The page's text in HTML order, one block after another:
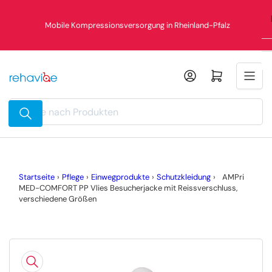
Mobile Kompressionsversorgung in Rheinland-Pfalz
Suche
nach
Produkten
Mini-Warenkorb öffnen
Startseite › Pflege › Einwegprodukte › Schutzkleidung ›
AMPri
MED-COMFORT PP Vlies Besucherjacke mit Reissverschluss,
verschiedene Größen
Produktinformationen